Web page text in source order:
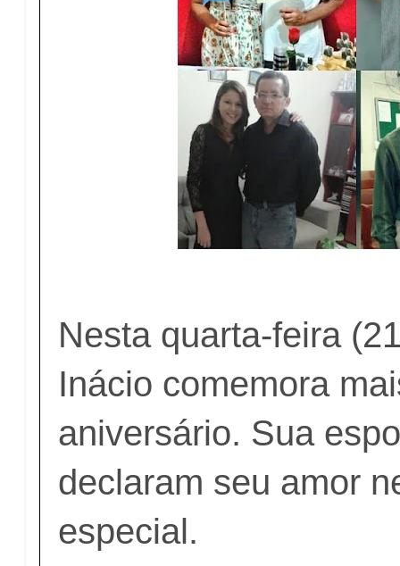
Nesta quarta-feira
Inácio comemora
aniversário. Sua
declaram seu amor
especial.